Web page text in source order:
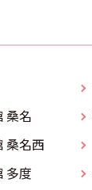
桑名
桑名西
多度